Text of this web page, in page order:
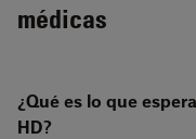
médicas
¿Qué es lo que
HD?